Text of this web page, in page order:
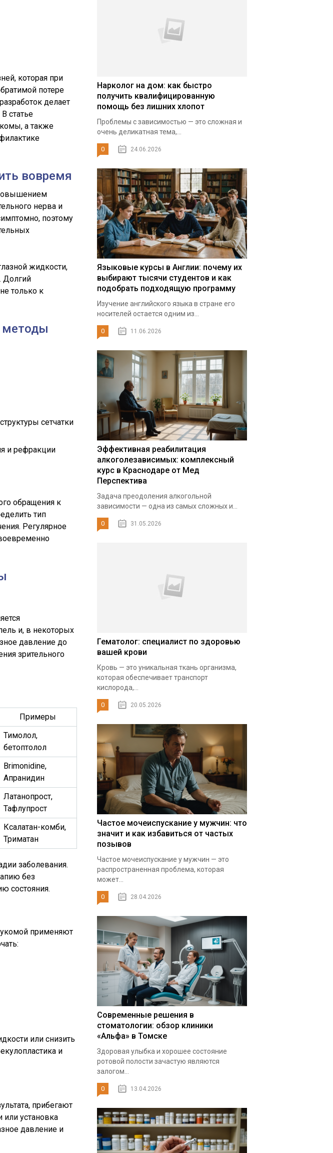
которая при
потере
делает
статье
а также
вовремя
нерва и
поэтому
жидкости,
Долгий
только к
методы
сетчатки
и рефракции
обращения к
тип
Регулярное
и, в некоторых
давление до
зрительного
Примеры
Тимолол,
бетоптолол
Brimonidine,
Апранидин
Латанопрост,
Тафлупрост
Ксалатан-комби,
Триматан
заболевания.
без
состояния.
применяют
или снизить
и
прибегают
или установка
давление и
Нарколог на дом: как быстро
получить квалифицированную
помощь без лишних хлопот
Проблемы с зависимостью — это сложная и
очень деликатная тема,...
0 24.06.2026
Языковые курсы в Англии: почему их
выбирают тысячи студентов и как
подобрать подходящую программу
Изучение английского языка в стране его
носителей остается одним из...
0 11.06.2026
Эффективная реабилитация
алкоголезависимых: комплексный
курс в Краснодаре от Мед
Перспектива
Задача преодоления алкогольной
зависимости — одна из самых сложных и...
0 31.05.2026
Гематолог: специалист по здоровью
вашей крови
Кровь — это уникальная ткань организма,
которая обеспечивает транспорт
кислорода,...
0 20.05.2026
Частое мочеиспускание у мужчин: что
значит и как избавиться от частых
позывов
Частое мочеиспускание у мужчин — это
распространенная проблема, которая
может...
0 28.04.2026
Современные решения в
стоматологии: обзор клиники
«Альфа» в Томске
Здоровая улыбка и хорошее состояние
ротовой полости зачастую являются
залогом...
0 13.04.2026